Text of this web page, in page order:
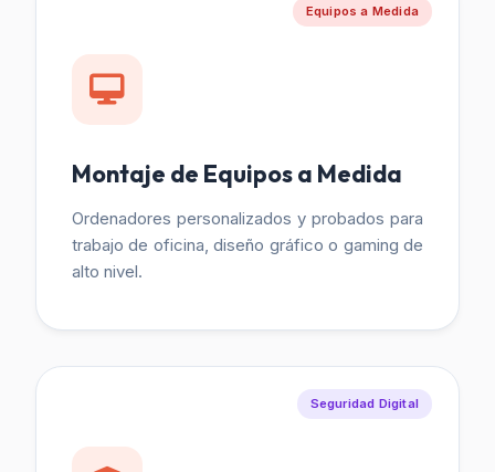
Equipos a Medida
Montaje de Equipos a Medida
Ordenadores personalizados y probados para
trabajo de oficina, diseño gráfico o gaming de
alto nivel.
Seguridad Digital